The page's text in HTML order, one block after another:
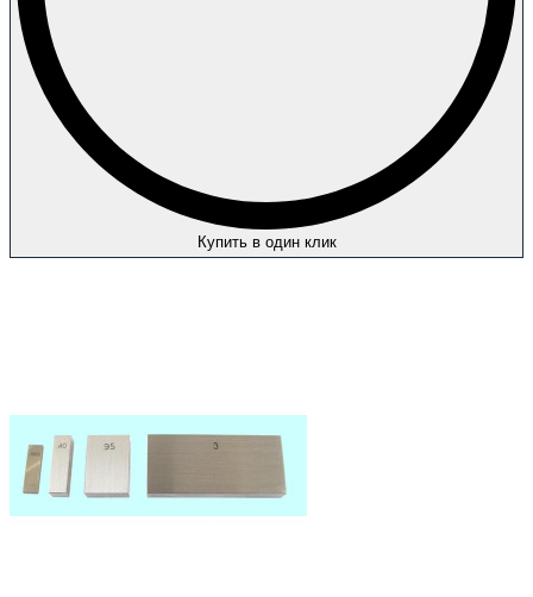
Купить в один клик